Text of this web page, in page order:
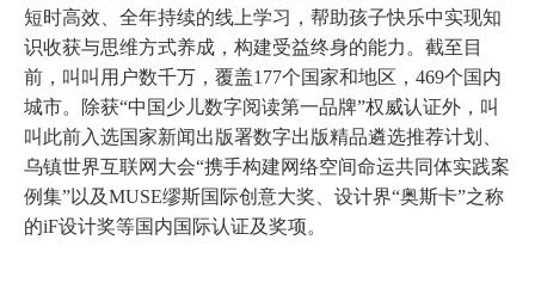
短时高效、全年持续的线上学习，帮助孩子快乐中实现知
识收获与思维方式养成，构建受益终身的能力。截至目
前，叫叫用户数千万，覆盖177个国家和地区，469个国内
城市。除获“中国少儿数字阅读第一品牌”权威认证外，叫
叫此前入选国家新闻出版署数字出版精品遴选推荐计划、
乌镇世界互联网大会“携手构建网络空间命运共同体实践案
例集”以及MUSE缪斯国际创意大奖、设计界“奥斯卡”之称
的iF设计奖等国内国际认证及奖项。